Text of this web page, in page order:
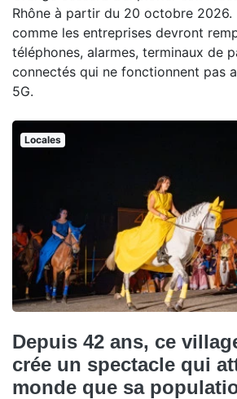
Rhône à partir du 20 octobre 2026.
comme les entreprises devront
téléphones, alarmes, terminaux de
connectés qui ne fonctionnent pas
5G.
Locales
Depuis 42 ans, ce
crée un spectacle qui
monde que sa